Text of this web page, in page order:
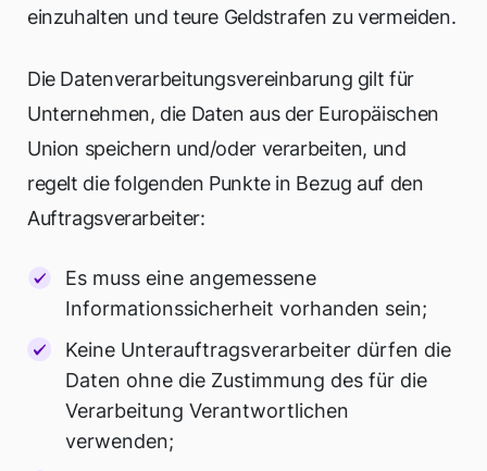
einzuhalten und teure Geldstrafen zu vermeiden.
Die Datenverarbeitungsvereinbarung gilt für
Unternehmen, die Daten aus der Europäischen
Union speichern und/oder verarbeiten, und
regelt die folgenden Punkte in Bezug auf den
Auftragsverarbeiter:
Es muss eine angemessene
Informationssicherheit vorhanden sein;
Keine Unterauftragsverarbeiter dürfen die
Daten ohne die Zustimmung des für die
Verarbeitung Verantwortlichen
verwenden;